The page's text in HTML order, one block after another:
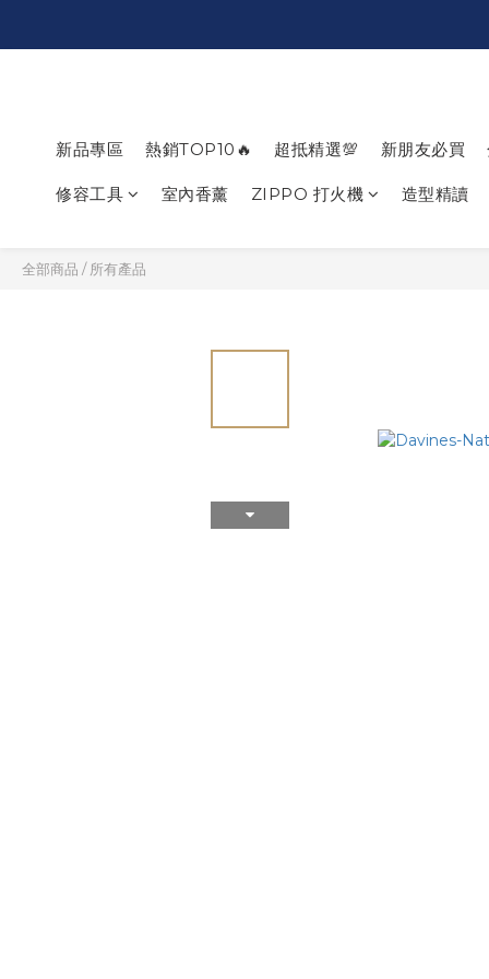
新品專區 熱銷TOP10🔥 超抵精選💯 新朋友必買
修容工具 室內香薰 ZIPPO 打火機 造型精讀
全部商品 /所有產品